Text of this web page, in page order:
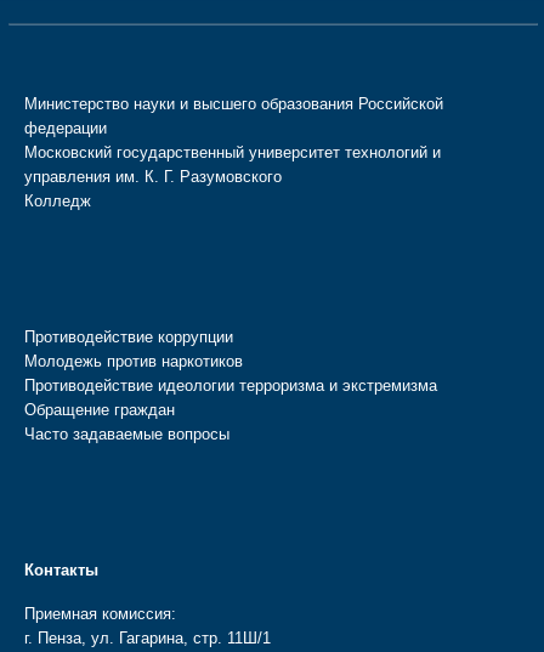
Министерство науки и высшего образования Российской
федерации
Московский государственный университет технологий и
управления им. К. Г. Разумовского
Колледж
Противодействие коррупции
Молодежь против наркотиков
Противодействие идеологии терроризма и экстремизма
Обращение граждан
Часто задаваемые вопросы
Контакты
Приемная комиссия:
г. Пенза, ул. Гагарина, стр. 11Ш/1